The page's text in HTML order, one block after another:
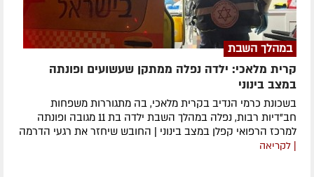
במהלך השבת
קרית מלאכי: ילדה נפלה ממתקן שעשועים ופונתה
במצב בינוני
בשכונת כרמי הנדיב בקרית מלאכי, בה מתגוררות משפחות
חב"דיות רבות, נפלה במהלך השבת ילדה בת 11 מגובה ופונתה
למרכז הרפואי קפלן במצב בינוני | החובש שיחזר את רגעי הדרמה
| לקריאה